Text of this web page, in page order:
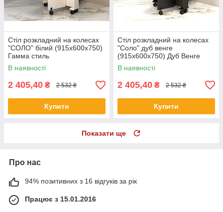
Стіл розкладний на колесах
"СОЛО" білий (915x600x750)
Гамма стиль
В наявності
2 405,40 ₴ 2 532 ₴
Купити
Стіл розкладний на колесах
"Соло" дуб венге
(915x600x750) Дуб Венге
Гамма стиль
В наявності
2 405,40 ₴ 2 532 ₴
Купити
Показати ще
Про нас
94% позитивних з 16 відгуків за рік
Працює з 15.01.2016